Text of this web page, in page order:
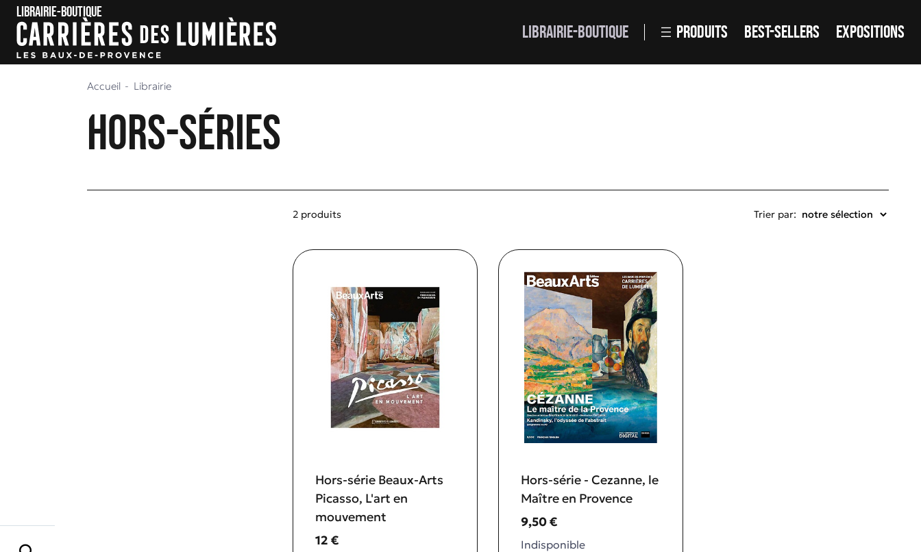
Aller au menu
Aller au contenu
Librairie-boutique
LIBRAIRIE-BOUTIQUE PRODUITS BEST-SELLERS EXPOSITIONS
Accueil Librairie
Hors-séries
2 produits Trier par:
Hors-série Beaux-Arts
Picasso, L'art en
mouvement
Prix ​​actuel
12 €
Hors-série - Cezanne, le
Maître en Provence
Prix ​​actuel
9,50 €
Indisponible